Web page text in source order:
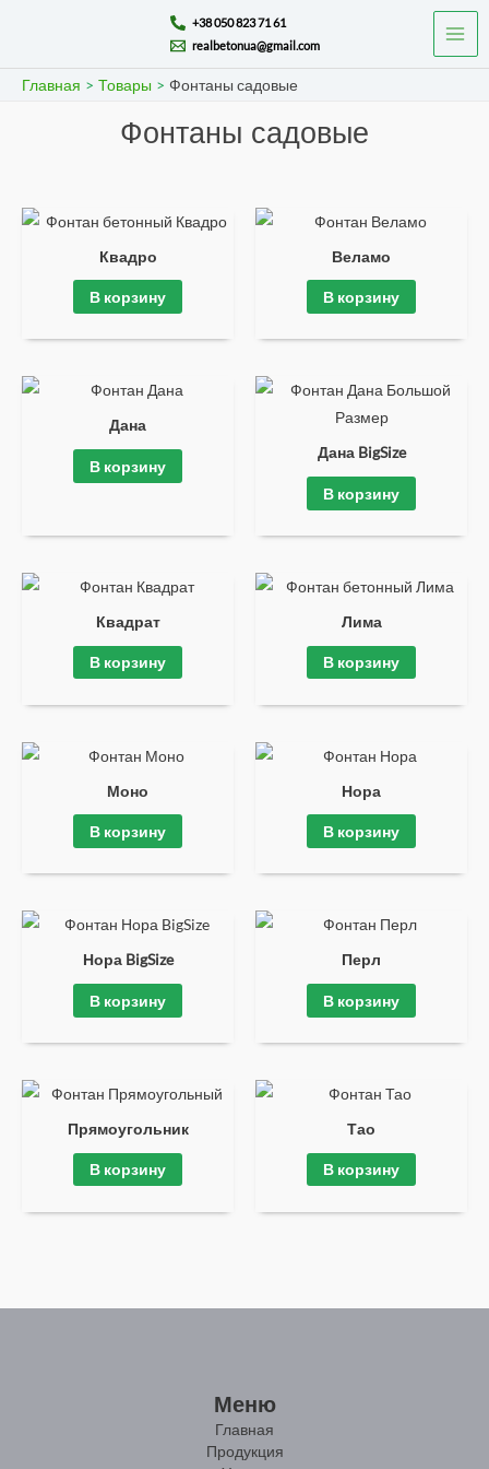
содержимому
+38 050 823 71 61
realbetonua@gmail.com
Главная Товары Фонтаны садовые
Фонтаны садовые
Квадро
В корзину
Веламо
В корзину
Дана
В корзину
Дана BigSize
В корзину
Квадрат
В корзину
Лима
В корзину
Моно
В корзину
Нора
В корзину
Нора BigSize
В корзину
Перл
В корзину
Прямоугольник
В корзину
Тао
В корзину
Меню
Главная
Продукция